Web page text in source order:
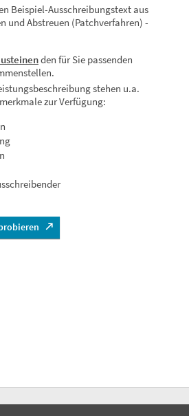
Beispiel-Ausschreibungstext aus
und Abstreuen (Patchverfahren) -
den für Sie passenden
stehen u.a.
zur Verfügung: